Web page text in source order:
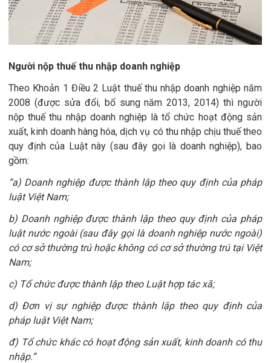
Người nộp thuế thu nhập doanh nghiệp
Theo Khoản 1 Điều 2 Luật thuế thu nhập doanh nghiệp năm
2008 (được sửa đổi, bổ sung năm 2013, 2014) thì người
nộp thuế thu nhập doanh nghiệp là tổ chức hoạt động sản
xuất, kinh doanh hàng hóa, dịch vụ có thu nhập chịu thuế theo
quy định của Luật này (sau đây gọi là doanh nghiệp), bao
gồm:
“a) Doanh nghiệp được thành lập theo quy định của pháp
luật Việt Nam;
b) Doanh nghiệp được thành lập theo quy định của pháp
luật nước ngoài (sau đây gọi là doanh nghiệp nước ngoài)
có cơ sở thường trú hoặc không có cơ sở thường trú tại Việt
Nam;
c) Tổ chức được thành lập theo Luật hợp tác xã;
d) Đơn vị sự nghiệp được thành lập theo quy định của
pháp luật Việt Nam;
đ) Tổ chức khác có hoạt động sản xuất, kinh doanh có thu
nhập.”